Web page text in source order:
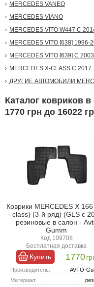
MERCEDES VANEO
MERCEDES VIANO
MERCEDES VITO W447 С
MERCEDES VITO [638] 1996-
MERCEDES VITO [639] С 2003
MERCEDES X-CLASS С 2017
ДРУГИЕ АВТОМОБИЛИ
Каталог ковриков
1770 грн до 16022
Коврики MERCEDES X 166
- class) (3-й ряд) (GLS c
резиновые в салон -
Gumm
Код 109708
Бесплатная доставка
Купить 1770
Производитель:
AVTO-
Материал: